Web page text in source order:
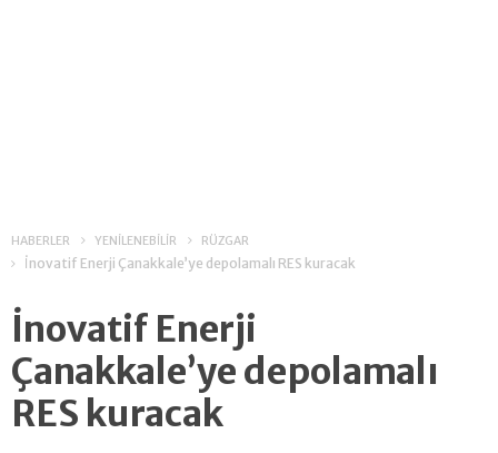
HABERLER YENİLENEBİLİR RÜZGAR
İnovatif Enerji Çanakkale’ye depolamalı RES kuracak
İnovatif Enerji
Çanakkale’ye depolamalı
RES kuracak